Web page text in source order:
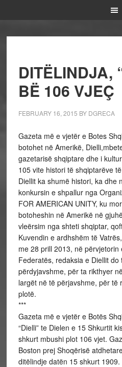
DITËLINDJA,
BË 106 VJEÇ
FEBRUARY 16, 2015 BY DGRECA
Gazeta më e vjetër e Botes
botohet në Amerikë,
gazetarisë shqiptare dhe i
105 vite histori të shqiptarëve
Diellit ka shumë histori, ka dhe
konkursin e shpallur nga
FOR AMERICAN UNITY, ku
botoheshin në Amerikë në
vleërsim nga shteti shqiptar,
Kuvendin e ardhshëm të
me 28 prill 2013, në
Federatës, redaksia e Diellit
përdyjavshme, për ta rikthyer
largët në të përjavshme, për të
plotë.
***
Gazeta më e vjetër e Botës
“Dielli” te Dielen e 15 Shkurtit
shkurt mbushi plot 106 vjet.
Boston prej Shoqërisë
ditëlindje datën 15 shkurt